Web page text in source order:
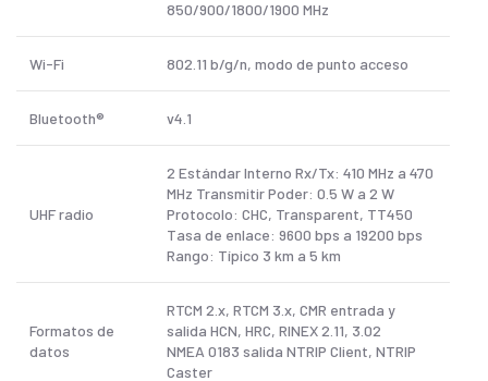
850/900/1800/1900 MHz
Wi-Fi 802.11 b/g/n, modo de punto acceso
Bluetooth® v4.1
UHF radio
2 Estándar Interno Rx/Tx: 410 MHz a 470
MHz Transmitir Poder: 0.5 W a 2 W
Protocolo: CHC, Transparent, TT450
Tasa de enlace: 9600 bps a 19200 bps
Rango: Típico 3 km a 5 km
Formatos de
datos
RTCM 2.x, RTCM 3.x, CMR entrada y
salida HCN, HRC, RINEX 2.11, 3.02
NMEA 0183 salida NTRIP Client, NTRIP
Caster